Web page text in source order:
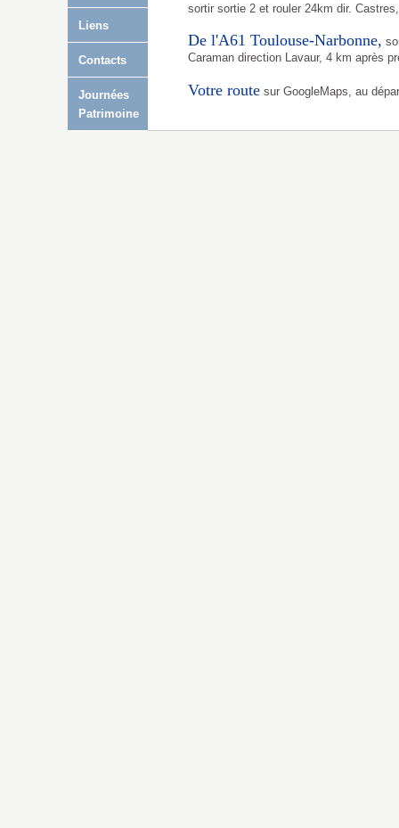
Liens
Contacts
Journées
Patrimoine
sortir sortie 2 et rouler 24km dir.
De l'A61 Toulouse-Narbonne,
Caraman direction Lavaur, 4 km après
Votre routesur GoogleMaps, au